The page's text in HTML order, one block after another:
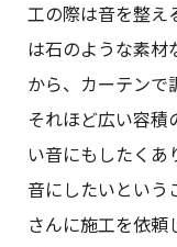
工の際は音を整え
は石のような素材
から、カーテンで
それほど広い容積
い音にもしたくあ
音にしたいという
さんに施工を依頼